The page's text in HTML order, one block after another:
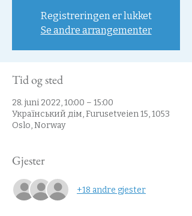
Registreringen er lukket
Se andre arrangementer
Tid og sted
28. juni 2022, 10:00 – 15:00
Український дім, Furusetveien 15, 1053
Oslo, Norway
Gjester
+18 andre gjester